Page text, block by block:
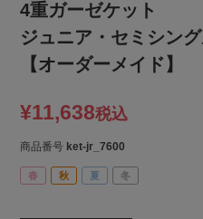
4重ガーゼケット
ジュニア・セミシン
【オーダーメイド】
¥11,638税込
商品番号 ket-jr_7600
春 秋 夏 冬